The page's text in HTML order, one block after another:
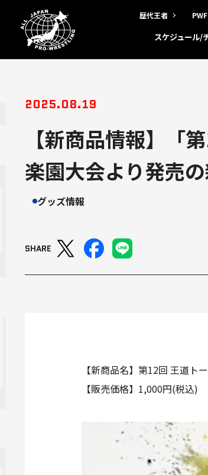
歴代王者
スケジュール/
2025.08.19
【新商品情報】「
楽園大会より発売
グッズ情報
SHARE
【新商品名】第12回 王道ト
【販売価格】1,000円(税込)